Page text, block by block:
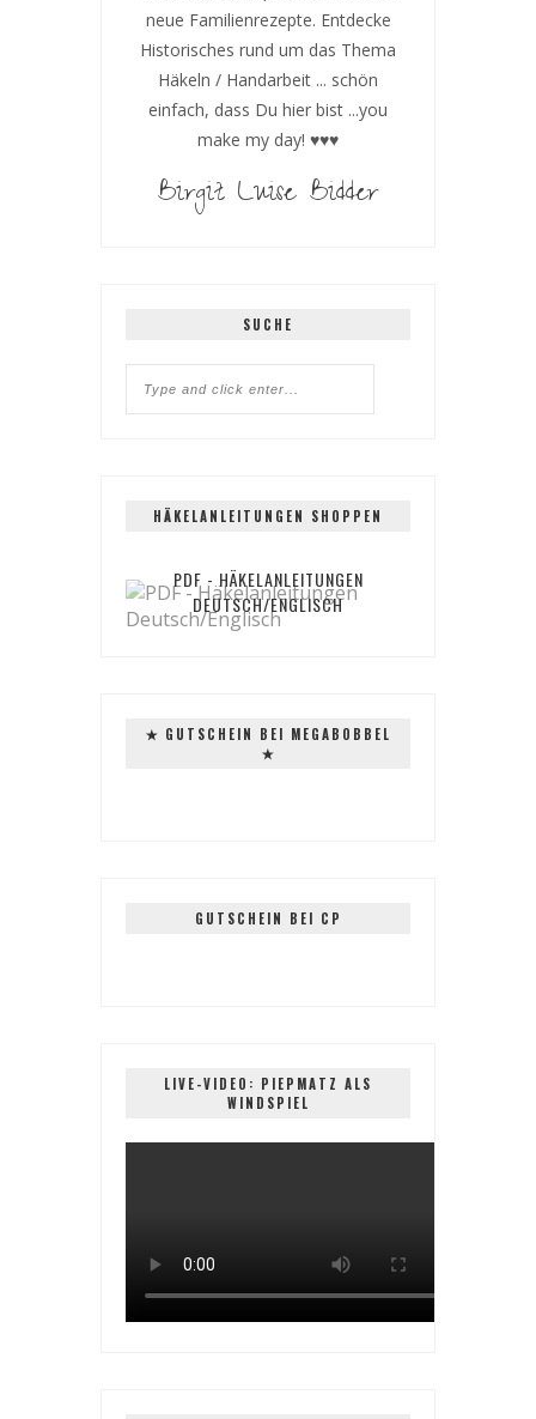
neue Familienrezepte. Entdecke
Historisches rund um das Thema
Häkeln / Handarbeit ... schön
einfach, dass Du hier bist ...you
make my day! ♥♥♥
Birgit Luise Bidder
SUCHE
HÄKELANLEITUNGEN SHOPPEN
PDF - HÄKELANLEITUNGEN
DEUTSCH/ENGLISCH
✭ GUTSCHEIN BEI MEGABOBBEL
✭
GUTSCHEIN BEI CP
LIVE-VIDEO: PIEPMATZ ALS
WINDSPIEL